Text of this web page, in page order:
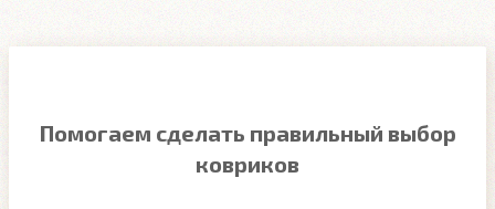
Помогаем сделать правильный выбор
ковриков